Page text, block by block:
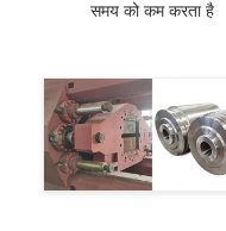
समय को कम करता है